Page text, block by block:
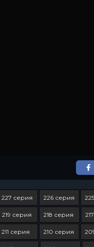
227 серия 226 серия
219 серия 218 серия
211 серия 210 серия